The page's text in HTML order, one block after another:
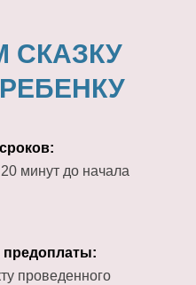
СКАЗКУ
минут до начала
предоплаты:
проведенного